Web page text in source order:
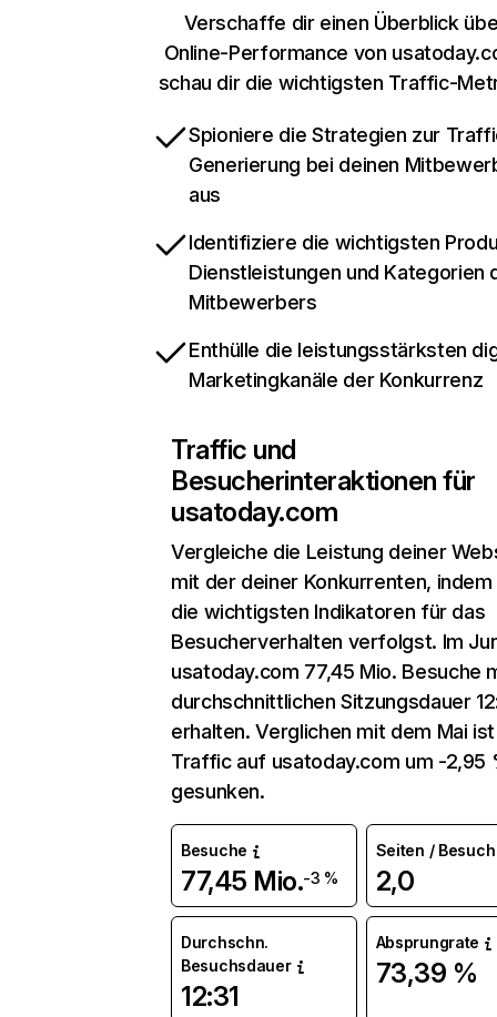
Verschaffe dir einen Überblick
Online-Performance von
schau dir die wichtigsten Traffic-
Spioniere die Strategien zur
Generierung bei deinen
aus
Identifiziere die wichtigsten
Dienstleistungen und Kategorien
Mitbewerbers
Enthülle die leistungsstärksten
Marketingkanäle der Konkurrenz
Traffic und
Besucherinteraktionen für
usatoday.com
Vergleiche die Leistung deiner
mit der deiner Konkurrenten, indem
die wichtigsten Indikatoren für das
Besucherverhalten verfolgst. Im
usatoday.com 77,45 Mio. Besuche
durchschnittlichen Sitzungsdauer
erhalten. Verglichen mit dem Mai
Traffic auf usatoday.com um -2,95
gesunken.
Besuche
77,45 Mio.-3 %
Seiten / Besuch
2,0
Durchschn.
Besuchsdauer
12:31
Absprungrate
73,39 %